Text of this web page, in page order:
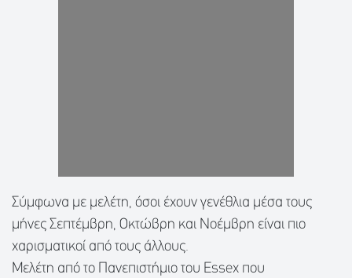
Σύμφωνα με μελέτη, όσοι έχουν γενέθλια μέσα τους
μήνες Σεπτέμβρη, Οκτώβρη και Νοέμβρη είναι πιο
χαρισματικοί από τους άλλους.
Μελέτη από το Πανεπιστήμιο του Essex που